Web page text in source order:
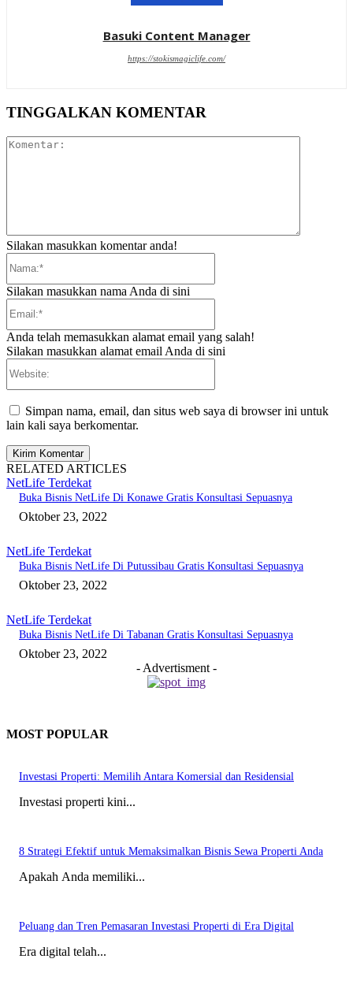
Basuki Content Manager
https://stokismagiclife.com/
TINGGALKAN KOMENTAR
Silakan masukkan komentar anda!
Silakan masukkan nama Anda di sini
Anda telah memasukkan alamat email yang salah!
Silakan masukkan alamat email Anda di sini
Simpan nama, email, dan situs web saya di browser ini untuk
lain kali saya berkomentar.
RELATED ARTICLES
NetLife Terdekat
Buka Bisnis NetLife Di Konawe Gratis Konsultasi Sepuasnya
Oktober 23, 2022
NetLife Terdekat
Buka Bisnis NetLife Di Putussibau Gratis Konsultasi Sepuasnya
Oktober 23, 2022
NetLife Terdekat
Buka Bisnis NetLife Di Tabanan Gratis Konsultasi Sepuasnya
Oktober 23, 2022
- Advertisment -
MOST POPULAR
Investasi Properti: Memilih Antara Komersial dan Residensial
Investasi properti kini...
8 Strategi Efektif untuk Memaksimalkan Bisnis Sewa Properti Anda
Apakah Anda memiliki...
Peluang dan Tren Pemasaran Investasi Properti di Era Digital
Era digital telah...